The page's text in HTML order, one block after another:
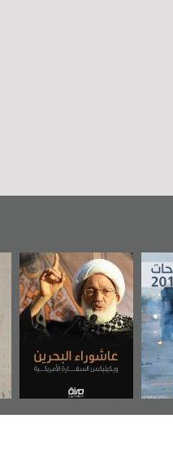
عاشوراء البحرين...
ويكيليكس السفارة
الأمريكية